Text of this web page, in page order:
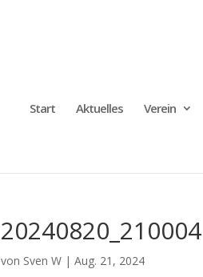
Start Aktuelles Verein
20240820_210004
von Sven W |Aug. 21, 2024